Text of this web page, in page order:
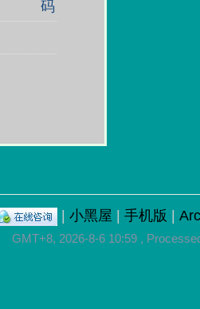
码
小黑屋 手机版
GMT+8, 2026-8-6 10:59,